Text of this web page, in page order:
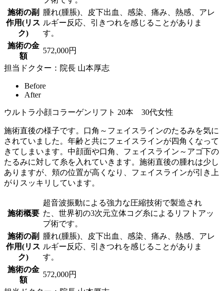
施術の副
作用(リス
ク)
腫れ(腫脹)、皮下出血、感染、痛み、熱感、アレ
ルギー反応、引きつれを感じることがありま
す。
施術の金
額
572,000円
担当ドクター：院長 山本厚志
Before
After
ウルトラ小顔コラーゲンリフト 20本 30代女性
施術直後の様子です。口角～フェイスラインのたるみを気に
されていました。年齢と共にフェイスラインが四角くなって
きてしまいます。中顔面や口角、フェイスライン～アゴ下の
たるみに対して糸を入れていきます。施術直後の腫れは少し
ありますが、頬の位置が高くなり、フェイスラインが引き上
がりスッキリしています。
施術概要
超音波振動による強力な圧縮技術で製造され
た、世界初の3次元立体コグ糸によるリフトアッ
プ術です。
施術の副
作用(リス
ク)
腫れ(腫脹)、皮下出血、感染、痛み、熱感、アレ
ルギー反応、引きつれを感じることがありま
す。
施術の金
額
572,000円